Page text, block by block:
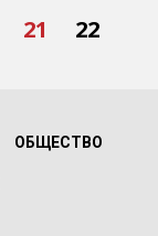
21
22
ОБЩЕСТВО